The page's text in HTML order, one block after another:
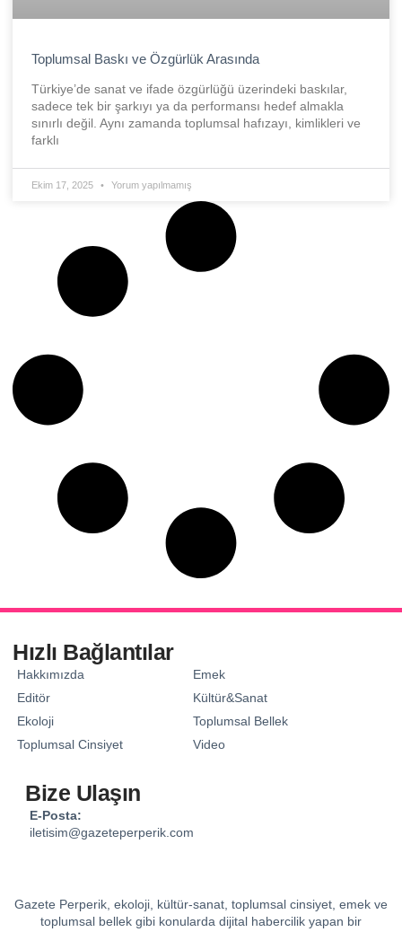
Toplumsal Baskı ve Özgürlük Arasında
Türkiye’de sanat ve ifade özgürlüğü üzerindeki baskılar,
sadece tek bir şarkıyı ya da performansı hedef almakla
sınırlı değil. Aynı zamanda toplumsal hafızayı, kimlikleri ve
farklı
Ekim 17, 2025 Yorum yapılmamış
Hızlı Bağlantılar
Hakkımızda
Editör
Ekoloji
Toplumsal Cinsiyet
Emek
Kültür&Sanat
Toplumsal Bellek
Video
Bize Ulaşın
E-Posta:
iletisim@gazeteperperik.com
Gazete Perperik, ekoloji, kültür-sanat, toplumsal cinsiyet, emek ve
toplumsal bellek gibi konularda dijital habercilik yapan bir